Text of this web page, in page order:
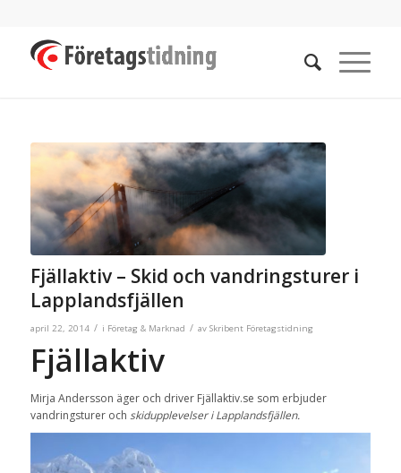
Fjällaktiv – Skid och vandringsturer i
Lapplandsfjällen
april 22, 2014 / i Företag & Marknad / av Skribent Företagstidning
Fjällaktiv
Mirja Andersson äger och driver Fjällaktiv.se som erbjuder
vandringsturer och skidupplevelser i Lapplandsfjällen.